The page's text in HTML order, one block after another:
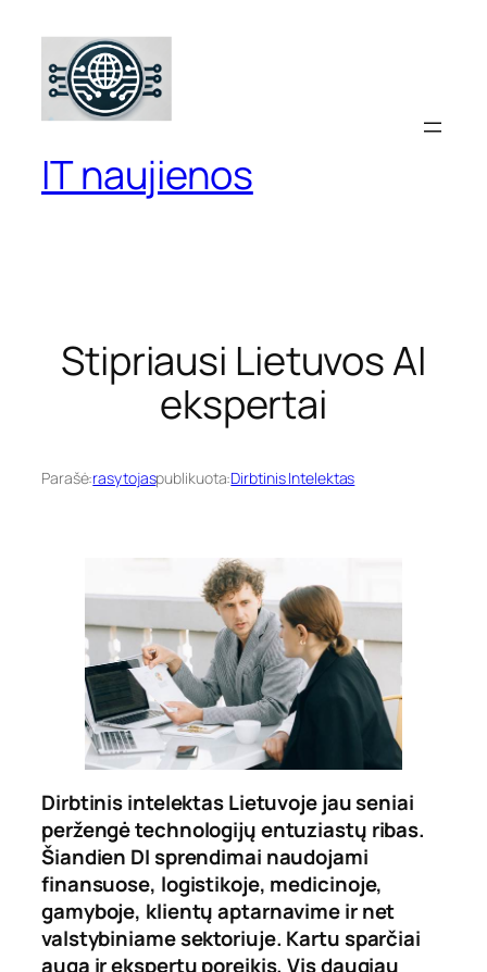
turinio
IT naujienos
Stipriausi Lietuvos AI
ekspertai
Parašė:rasytojaspublikuota:Dirbtinis Intelektas
Dirbtinis intelektas Lietuvoje jau seniai
peržengė technologijų entuziastų ribas.
Šiandien DI sprendimai naudojami
finansuose, logistikoje, medicinoje,
gamyboje, klientų aptarnavime ir net
valstybiniame sektoriuje. Kartu sparčiai
auga ir ekspertų poreikis. Vis daugiau